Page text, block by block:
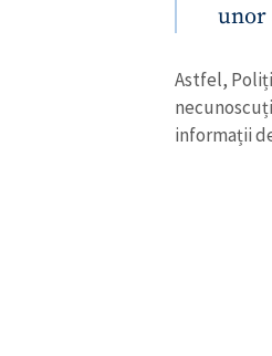
unor
Astfel,
informații